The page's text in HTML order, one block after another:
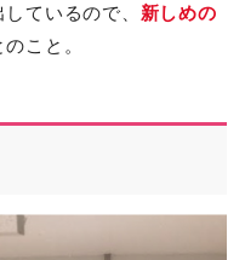
ているので、 新しめの
のこと。